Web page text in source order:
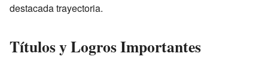
destacada trayectoria.
Títulos y Logros Importantes